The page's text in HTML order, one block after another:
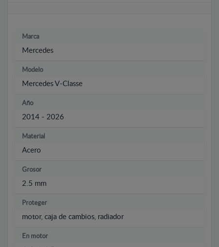
Marca
Mercedes
Modelo
Mercedes V-Classe
Año
2014 - 2026
Material
Acero
Grosor
2.5 mm
Proteger
motor, caja de cambios, radiador
En motor